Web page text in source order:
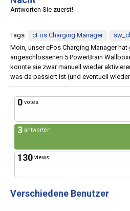
Antworten Sie zuerst!
Tags: cFos Charging Manager
Moin, unser cFos Charging Manager hat
angeschlossenen 5 PowerBrain
konnte sie zwar manuell wieder
was da passiert ist (und eventuell wieder
0 votes
3 antworten
130 views
Verschiedene Benutzer